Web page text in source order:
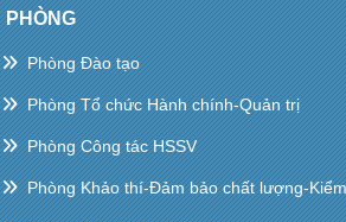
PHÒNG
Phòng Đào tạo
Phòng Tổ chức Hành chính-Quản trị
Phòng Công tác HSSV
Phòng Khảo thí-Đảm bảo chất lượng-